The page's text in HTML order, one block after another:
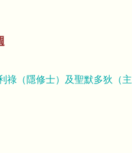
祿（隱修士）及聖默多狄（